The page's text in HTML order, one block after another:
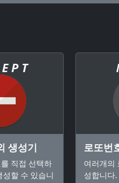
P T
생성기
직접 선택하
할 수 있습니
로또번
여러개의
성합니다